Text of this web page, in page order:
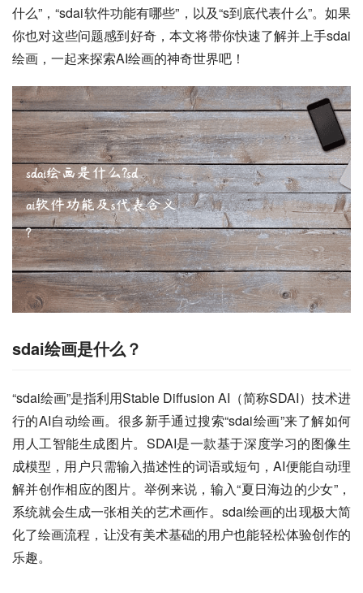
什么”，“sdai软件功能有哪些”，以及“s到底代表什么”。如果
你也对这些问题感到好奇，本文将带你快速了解并上手sdai
绘画，一起来探索AI绘画的神奇世界吧！
sdai绘画是什么？
“sdai绘画”是指利用Stable Diffusion AI（简称SDAI）技术进
行的AI自动绘画。很多新手通过搜索“sdai绘画”来了解如何
用人工智能生成图片。SDAI是一款基于深度学习的图像生
成模型，用户只需输入描述性的词语或短句，AI便能自动理
解并创作相应的图片。举例来说，输入“夏日海边的少女”，
系统就会生成一张相关的艺术画作。sdai绘画的出现极大简
化了绘画流程，让没有美术基础的用户也能轻松体验创作的
乐趣。